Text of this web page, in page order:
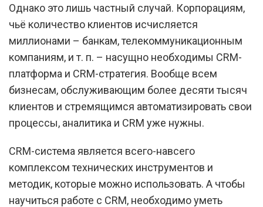
Однако это лишь частный случай. Корпорациям,
чьё количество клиентов исчисляется
миллионами – банкам, телекоммуникационным
компаниям, и т. п. – насущно необходимы CRM-
платформа и CRM-стратегия. Вообще всем
бизнесам, обслуживающим более десяти тысяч
клиентов и стремящимся автоматизировать свои
процессы, аналитика и CRM уже нужны.
CRM-система является всего-навсего
комплексом технических инструментов и
методик, которые можно использовать. А чтобы
научиться работе с CRM, необходимо уметь